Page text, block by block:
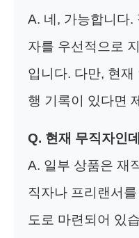
A. 네, 가능합니다.
자를 우선적으로
입니다. 다만, 현재
행 기록이 있다면
Q. 현재 무직자인
A. 일부 상품은 재
직자나 프리랜서
도로 마련되어 있